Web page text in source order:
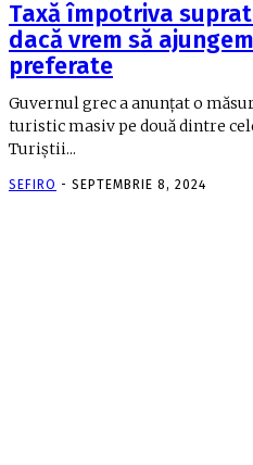
Taxă împotriva
dacă vrem să
preferate
Guvernul grec a anunțat o
turistic masiv pe două dintre
Turiștii...
SEFIRO - SEPTEMBRIE 8, 2024